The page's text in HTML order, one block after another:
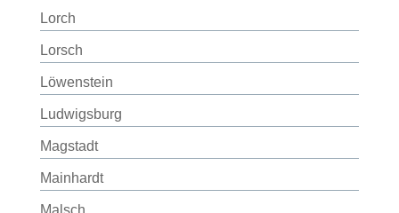
Lorch
Lorsch
Löwenstein
Ludwigsburg
Magstadt
Mainhardt
Malsch